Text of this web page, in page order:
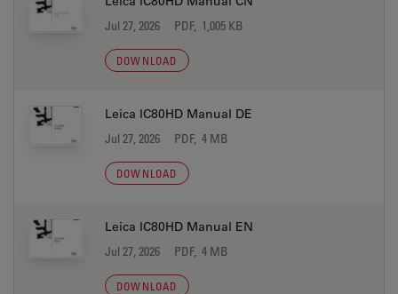
Jul 27, 2026 PDF, 1,005 KB
DOWNLOAD
Leica IC80HD Manual DE
Jul 27, 2026 PDF, 4 MB
DOWNLOAD
Leica IC80HD Manual EN
Jul 27, 2026 PDF, 4 MB
DOWNLOAD